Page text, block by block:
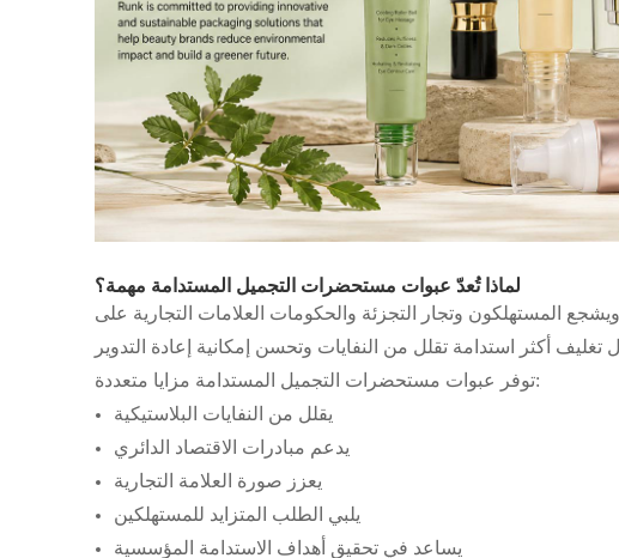
لماذا تُعدّ عبوات مستحضرات التجميل المستدامة مهمة؟
المستهلكون وتجار التجزئة والحكومات العلامات التجارية على
توفر عبوات مستحضرات التجميل المستدامة مزايا متعددة:
يقلل من النفايات البلاستيكية
يدعم مبادرات الاقتصاد الدائري
يعزز صورة العلامة التجارية
يلبي الطلب المتزايد للمستهلكين
يساعد في تحقيق أهداف الاستدامة المؤسسية